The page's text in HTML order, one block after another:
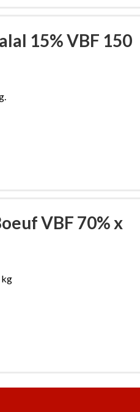
15% VBF 150
VBF 70% x
kg